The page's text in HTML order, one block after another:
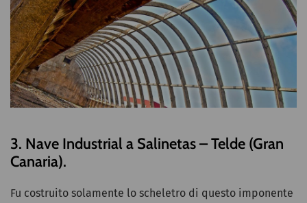
3. Nave Industrial a Salinetas – Telde (Gran
Canaria).
Fu costruito solamente lo scheletro di questo imponente